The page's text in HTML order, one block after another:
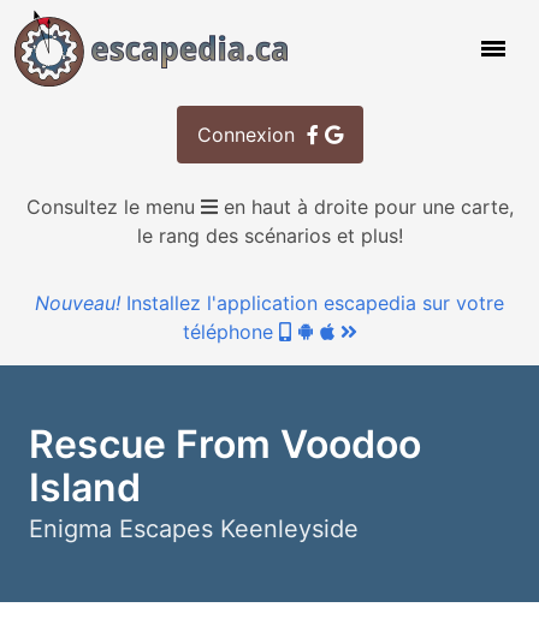
Connexion
Consultez le menu
en haut à droite pour une carte,
le rang des scénarios et plus!
Nouveau! Installez l'application escapedia sur votre
téléphone
Rescue From Voodoo
Island
Enigma Escapes Keenleyside